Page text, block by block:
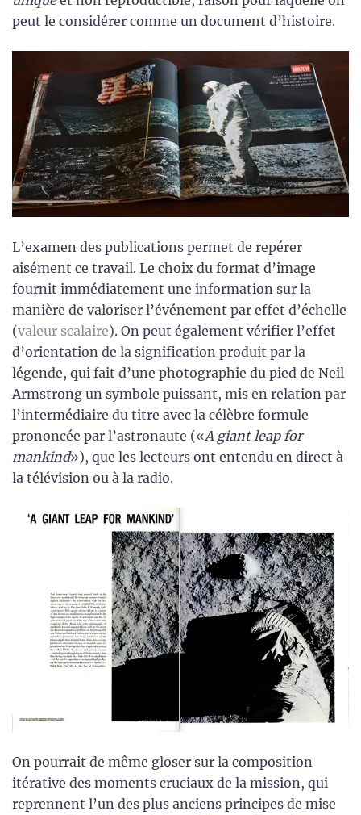
peut le considérer comme un document d’histoire.
L’examen des publications permet de repérer
aisément ce travail. Le choix du format d’image
fournit immédiatement une information sur la
manière de valoriser l’événement par effet d’échelle
(valeur scalaire). On peut également vérifier l’effet
d’orientation de la signification produit par la
légende, qui fait d’une photographie du pied de Neil
Armstrong un symbole puissant, mis en relation par
l’intermédiaire du titre avec la célèbre formule
prononcée par l’astronaute («A giant leap for
mankind»), que les lecteurs ont entendu en direct à
la télévision ou à la radio.
On pourrait de même gloser sur la composition
itérative des moments cruciaux de la mission, qui
reprennent l’un des plus anciens principes de mise